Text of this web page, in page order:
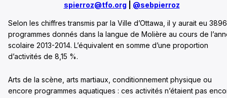
spierroz@tfo.org
@sebpierroz
Selon les chiffres transmis par la Ville d’Ottawa, il y aurait eu 3896
programmes donnés dans la langue de Molière au cours de
scolaire 2013-2014. L’équivalent en somme d’une proportion
d’activités de 8,15 %.
Arts de la scène, arts martiaux, conditionnement physique ou
encore programmes aquatiques : ces activités n’étaient pas